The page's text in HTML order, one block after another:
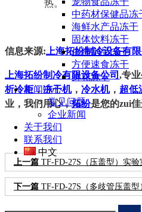
中药材保健品冻
海鲜水产品冻干
固体饮料冻干
生物制品冻干
方便速食冻干
鲜花冻干
新闻中心
常见问题
企业新闻
关于我们
联系我们
中文
热。
信息来源: 上海拓纷制冷设备有
上海拓纷制冷有限设备公司 ,专
析冷柜，冻干机， 冷水机， 超低
业，我们用心，拓纷是您的zui佳
上一篇 TF-FD-27S（压盖型）实
下一篇 TF-FD-27S（多歧管压盖